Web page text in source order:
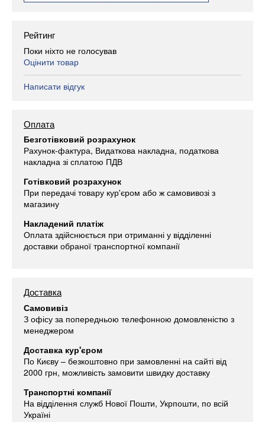
Рейтинг
Поки ніхто не голосував
Оцінити товар
Написати відгук
Оплата
Безготівковий розрахунок
Рахунок-фактура, Видаткова накладна, податкова
накладна зі сплатою ПДВ
Готівковий розрахунок
При передачі товару кур'єром або ж самовивозі з
магазину
Накладений платіж
Оплата здійснюється при отриманні у відділенні
доставки обраної транспортної компанії
Доставка
Самовивіз
З офісу за попередньою телефонною домовленістю з
менеджером
Доставка кур'єром
По Києву – безкоштовно при замовленні на сайті від
2000 грн, можливість замовити швидку доставку
Транспортні компанії
На відділення служб Нової Пошти, Укрпошти, по всій
Україні